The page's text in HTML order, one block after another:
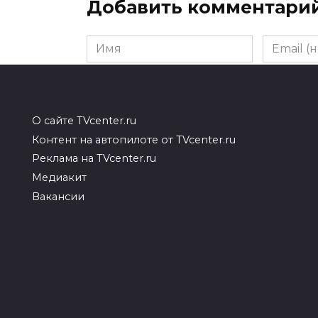
Добавить
Имя
Email
О сайте TVcenter.ru
Контент на автопилоте от TVcenter.ru
Реклама на TVcenter.ru
Медиакит
Вакансии